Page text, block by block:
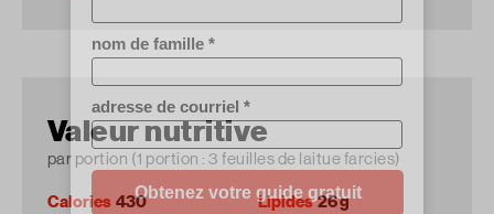
Valeur nutritive
par portion (1 portion : 3 feuilles de laitue farcies)
Calories 430 Lipides26 g